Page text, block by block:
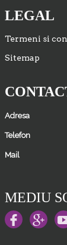
LEGAL
Termeni si
Sitemap
Adresa
Telefon
Mail
MEDIU